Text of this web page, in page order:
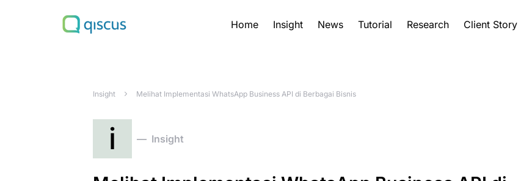
Home Insight News Tutorial Research Client Story
Search for:
Insight Melihat Implementasi WhatsApp Business API di Berbagai Bisnis
i Insight